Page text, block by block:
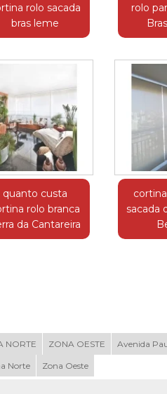
rolo sacada
bras leme
rolo
quanto custa
rolo branca
da Cantareira
sacada
NORTE ZONA OESTE Avenida
Norte Zona Oeste